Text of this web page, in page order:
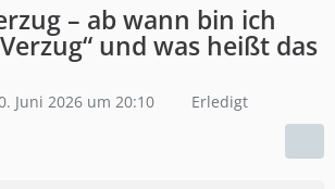
– ab wann bin ich
und was heißt das
Juni 2026 um 20:10 Erledigt